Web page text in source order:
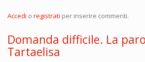
Accedi o registrati per inserire commenti.
Domanda difficile. La
Tartaelisa